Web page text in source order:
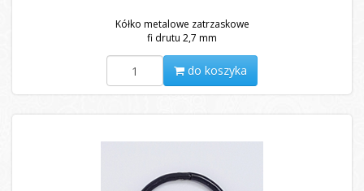
Kółko metalowe zatrzaskowe
fi drutu 2,7 mm
do koszyka